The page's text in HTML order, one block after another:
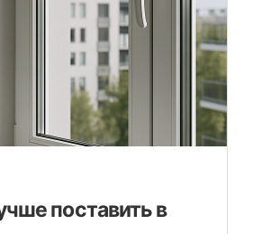
поставить в